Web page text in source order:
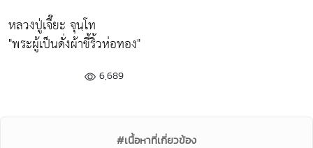
หลวงปู่เจี๊ยะ จุนฺโท
"พระผู้เป็นดั่งผ้าขี้ริ้วห่อทอง"
6,689
#เนื้อหาที่เกี่ยวข้อง